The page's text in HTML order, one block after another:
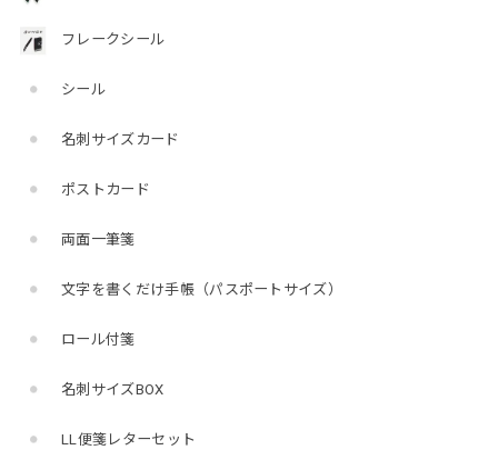
フレークシール
シール
名刺サイズカード
ポストカード
両面一筆箋
文字を書くだけ手帳（パスポートサイズ）
ロール付箋
名刺サイズBOX
LL便箋レターセット